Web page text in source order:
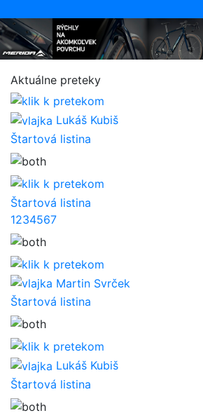
Aktuálne preteky
Lukáš Kubiš
Štartová listina
Štartová listina
1234567
Martin Svrček
Štartová listina
Lukáš Kubiš
Štartová listina